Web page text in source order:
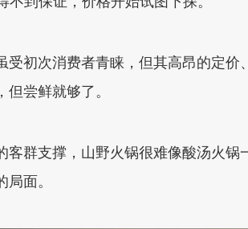
受初次消费者青睐，但其高昂的定
但尝鲜就够了。
客群支撑，山野火锅很难像酸汤火
局面。